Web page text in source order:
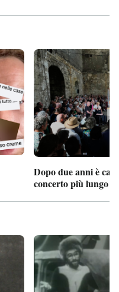
Dopo due anni è
concerto più lungo